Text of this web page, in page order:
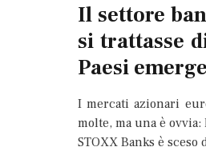
Il settore
si trattasse
Paesi
I mercati azionari
molte, ma una è
STOXX Banks è